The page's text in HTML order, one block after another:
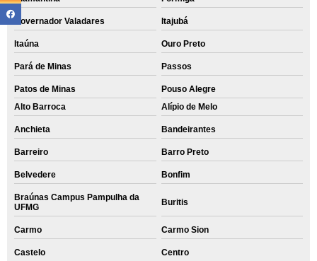
Governador Valadares Itajubá
Itaúna Ouro Preto
Pará de Minas Passos
Patos de Minas
Pouso Alegre
Alto Barroca
Alípio de Melo
Anchieta Bandeirantes
Barreiro Barro Preto
Belvedere Bonfim
Braúnas Campus Pampulha da
UFMG
Buritis
Carmo Carmo Sion
Castelo Centro